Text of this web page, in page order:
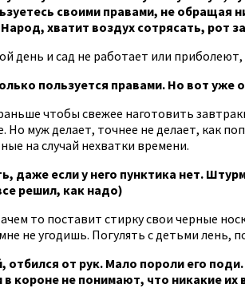
своими правами, не обращая
хватит воздух сотрясать, рот
день и сад не работает или
пользуется правами. Но вот уже
чтобы свежее наготовить
муж делает, точнее не делает, как
на случай нехватки времени.
даже если у него пунктика нет.
решил, как надо)
то поставит стирку свои черные
не угодишь. Погулять с детьми
от рук. Мало пороли его
короне не понимают, что никакие